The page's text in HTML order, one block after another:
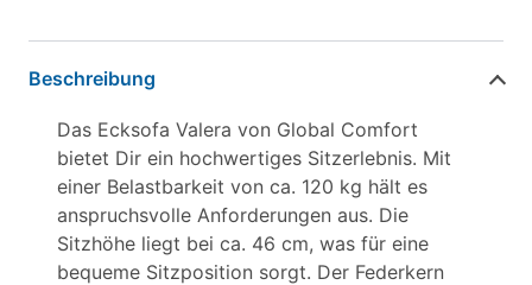
Beschreibung
Das Ecksofa Valera von Global Comfort
bietet Dir ein hochwertiges Sitzerlebnis. Mit
einer Belastbarkeit von ca. 120 kg hält es
anspruchsvolle Anforderungen aus. Die
Sitzhöhe liegt bei ca. 46 cm, was für eine
bequeme Sitzposition sorgt. Der Federkern